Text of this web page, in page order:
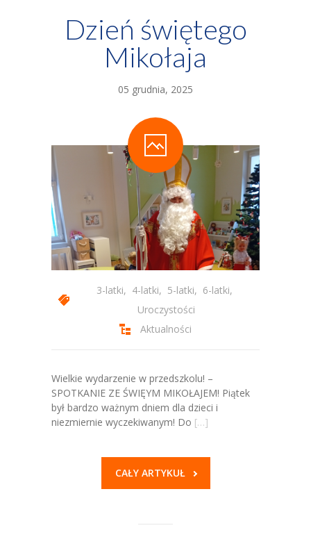
Dzień świętego
Mikołaja
05 grudnia, 2025
3-latki, 4-latki, 5-latki, 6-latki,
Uroczystości
Aktualności
Wielkie wydarzenie w przedszkolu! –
SPOTKANIE ZE ŚWIĘYM MIKOŁAJEM! Piątek
był bardzo ważnym dniem dla dzieci i
niezmiernie wyczekiwanym! Do […]
CAŁY ARTYKUŁ